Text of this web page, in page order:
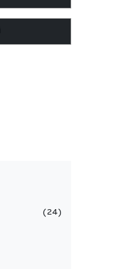
24